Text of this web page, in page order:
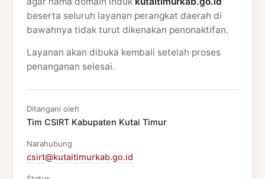
beserta seluruh layanan perangkat daerah di
bawahnya tidak turut dikenakan penonaktifan.
Layanan akan dibuka kembali setelah proses
penanganan selesai.
Ditangani oleh
Tim CSIRT Kabupaten Kutai Timur
Narahubung
csirt@kutaitimurkab.go.id